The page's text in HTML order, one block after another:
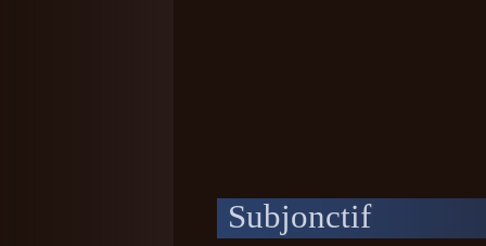
Subjonctif